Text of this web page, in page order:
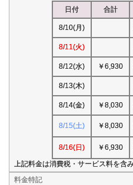
日付 合計
8/10(月)
8/11(火)
8/12(水) ￥6,930
8/13(木)
8/14(金) ￥8,030
8/15(土) ￥8,030
8/16(日) ￥6,930
上記料金は消費税・サービス料を含み
料金特記